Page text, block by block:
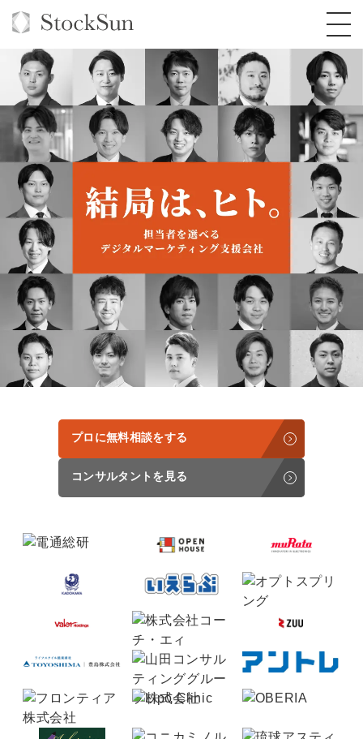
オーダーメイド支援
TOP
コンサルタント一覧
品質ガイドライン
社内コンペ
クレーム窓口
BPO支援
定額制Webマーケティング代行『マキトルく
ん』
定額制営業代行『カリトルくん』
定額制採用代行・RPO『トルトルくん』
営業改善特化の動画制作『動画でカリトルく
ん』
オリジナルサービス
格安でAI導入支援『あいのりAI』
拡散付1日密着動画制作『まるごと社長』
1本無料で記事を制作『SEOトライアル』
定額制LP制作・改善『最強LP』
実績
お役立ち資料
料金表
オンラインサロン
StockSun道場
道場TOP
動画編集
エンジニア
YouTubeディレクター
年収エージェント
ミッション・ビジョン・バリュー
代表メッセージ（岩野圭佑）
認定パートナー
動画ディレクター
インターン
正社員
マーケマネージャー
プロに無料相談をする
コンサルタントを見る